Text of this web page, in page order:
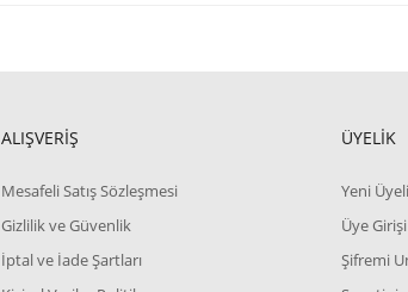
ALIŞVERİŞ
Mesafeli Satış Sözleşmesi
Gizlilik ve Güvenlik
İptal ve İade Şartları
ÜYELİK
Yeni
Üye Girişi
Şifremi